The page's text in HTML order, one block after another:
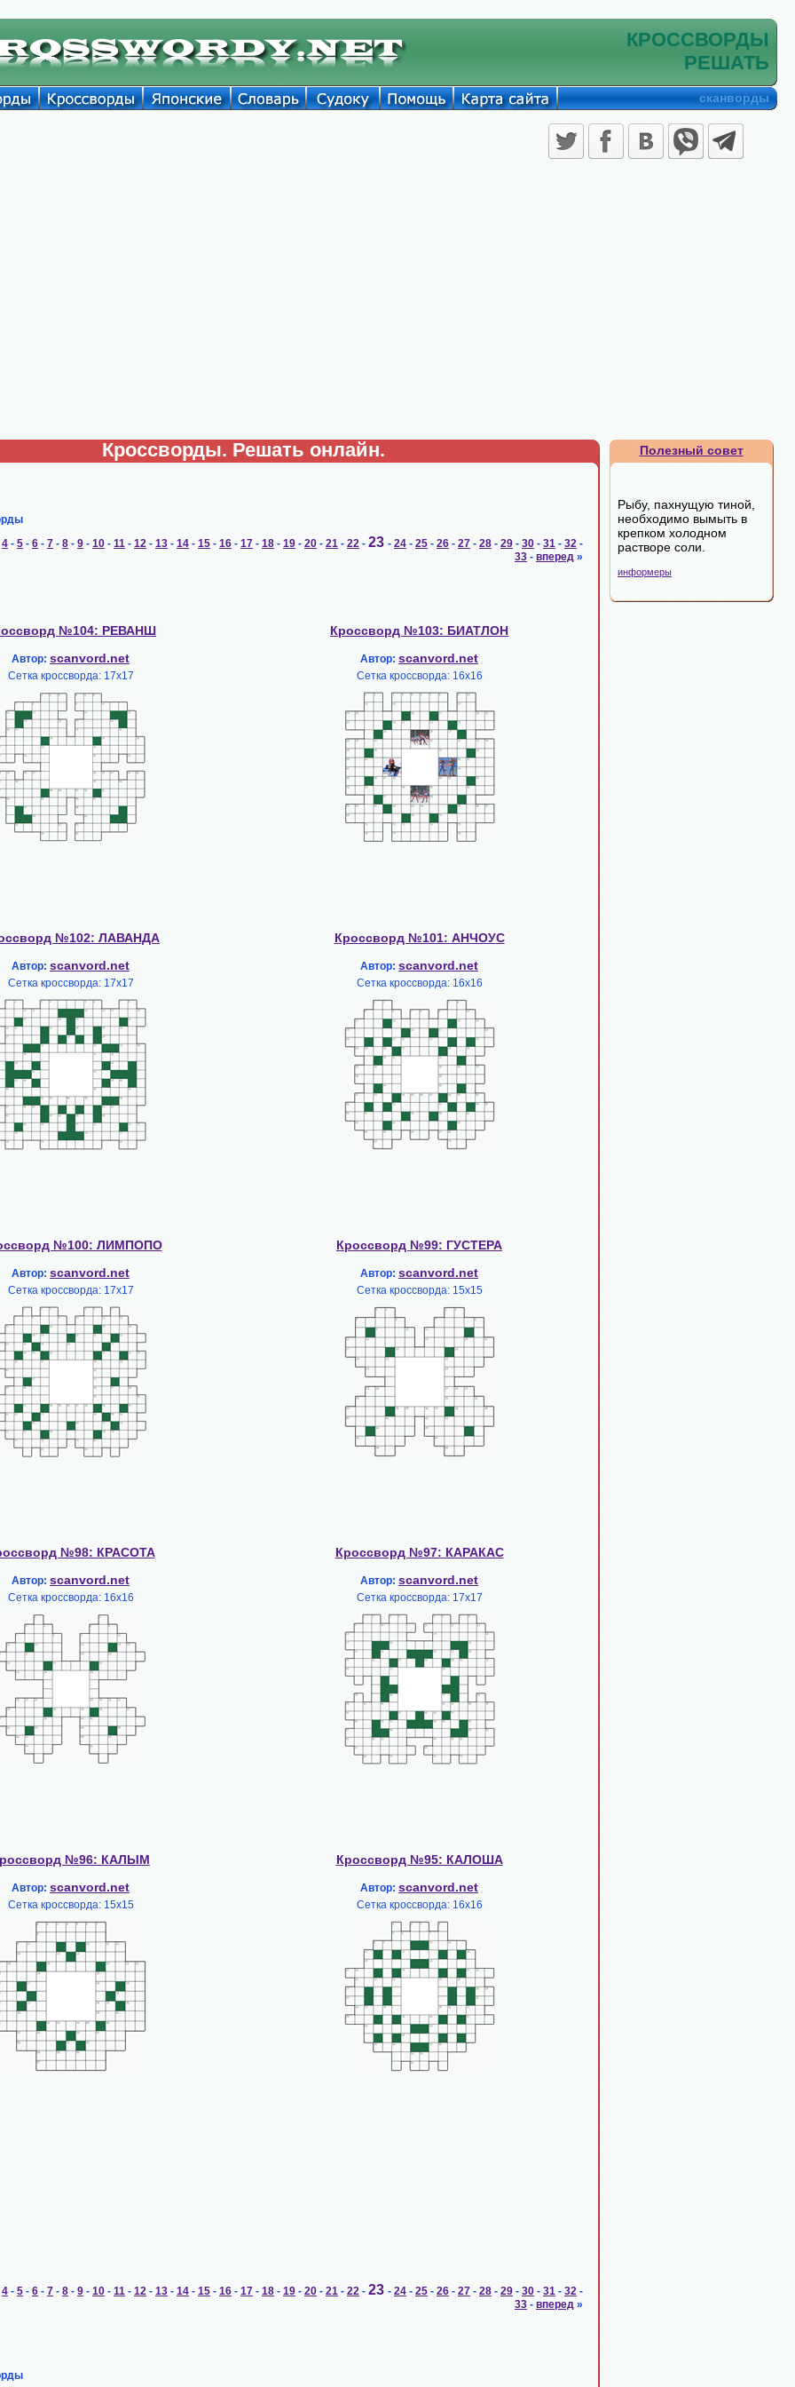
КРОССВОРДЫ
РЕШАТЬ
сканворды
Кроссворды. Решать онлайн.
4 - 5 - 6 - 7 - 8 - 9 - 10 - 11 - 12 - 13 - 14 - 15 - 16 - 17 - 18 - 19 - 20 - 21 - 22 - 23 - 24 - 25 - 26 - 27 - 28 - 29 - 30 - 31 - 32 -
33 - вперед »
№104: РЕВАНШ
Автор: scanvord.net
Сетка кроссворда: 17х17
Кроссворд №103: БИАТЛОН
Автор: scanvord.net
Сетка кроссворда: 16х16
№102: ЛАВАНДА
Автор: scanvord.net
Сетка кроссворда: 17х17
Кроссворд №101: АНЧОУС
Автор: scanvord.net
Сетка кроссворда: 16х16
№100: ЛИМПОПО
Автор: scanvord.net
Сетка кроссворда: 17х17
Кроссворд №99: ГУСТЕРА
Автор: scanvord.net
Сетка кроссворда: 15х15
№98: КРАСОТА
Автор: scanvord.net
Сетка кроссворда: 16х16
Кроссворд №97: КАРАКАС
Автор: scanvord.net
Сетка кроссворда: 17х17
№96: КАЛЫМ
Автор: scanvord.net
Сетка кроссворда: 15х15
Кроссворд №95: КАЛОША
Автор: scanvord.net
Сетка кроссворда: 16х16
4 - 5 - 6 - 7 - 8 - 9 - 10 - 11 - 12 - 13 - 14 - 15 - 16 - 17 - 18 - 19 - 20 - 21 - 22 - 23 - 24 - 25 - 26 - 27 - 28 - 29 - 30 - 31 - 32 -
33 - вперед »
Полезный совет
Рыбу, пахнущую тиной,
необходимо вымыть в
крепком холодном
растворе соли.
информеры